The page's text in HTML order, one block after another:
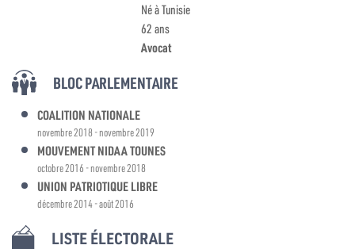
Né à Tunisie
62 ans
Avocat
BLOC PARLEMENTAIRE
COALITION NATIONALE
novembre 2018 - novembre 2019
MOUVEMENT NIDAA TOUNES
octobre 2016 - novembre 2018
UNION PATRIOTIQUE LIBRE
décembre 2014 - août 2016
LISTE ÉLECTORALE